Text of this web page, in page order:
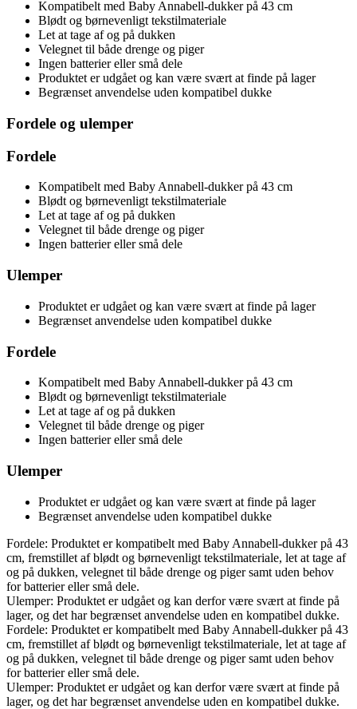
Kompatibelt med Baby Annabell-dukker på 43 cm
Blødt og børnevenligt tekstilmateriale
Let at tage af og på dukken
Velegnet til både drenge og piger
Ingen batterier eller små dele
Produktet er udgået og kan være svært at finde på lager
Begrænset anvendelse uden kompatibel dukke
Fordele og ulemper
Fordele
Kompatibelt med Baby Annabell-dukker på 43 cm
Blødt og børnevenligt tekstilmateriale
Let at tage af og på dukken
Velegnet til både drenge og piger
Ingen batterier eller små dele
Ulemper
Produktet er udgået og kan være svært at finde på lager
Begrænset anvendelse uden kompatibel dukke
Fordele
Kompatibelt med Baby Annabell-dukker på 43 cm
Blødt og børnevenligt tekstilmateriale
Let at tage af og på dukken
Velegnet til både drenge og piger
Ingen batterier eller små dele
Ulemper
Produktet er udgået og kan være svært at finde på lager
Begrænset anvendelse uden kompatibel dukke
Fordele: Produktet er kompatibelt med Baby Annabell-dukker på 43
cm, fremstillet af blødt og børnevenligt tekstilmateriale, let at tage af
og på dukken, velegnet til både drenge og piger samt uden behov
for batterier eller små dele.
Ulemper: Produktet er udgået og kan derfor være svært at finde på
lager, og det har begrænset anvendelse uden en kompatibel dukke.
Fordele: Produktet er kompatibelt med Baby Annabell-dukker på 43
cm, fremstillet af blødt og børnevenligt tekstilmateriale, let at tage af
og på dukken, velegnet til både drenge og piger samt uden behov
for batterier eller små dele.
Ulemper: Produktet er udgået og kan derfor være svært at finde på
lager, og det har begrænset anvendelse uden en kompatibel dukke.